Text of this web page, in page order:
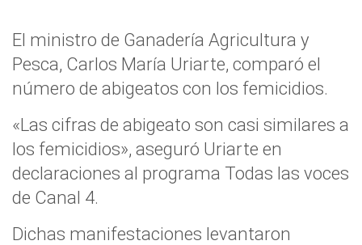
El ministro de Ganadería Agricultura y
Pesca, Carlos María Uriarte, comparó el
número de abigeatos con los femicidios.
«Las cifras de abigeato son casi similares a
los femicidios», aseguró Uriarte en
declaraciones al programa Todas las voces
de Canal 4.
Dichas manifestaciones levantaron